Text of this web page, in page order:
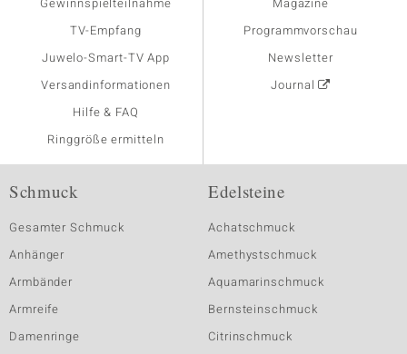
TV-Empfang
Juwelo-Smart-TV App
Versandinformationen
Hilfe & FAQ
Ringgröße ermitteln
Programmvorschau
Newsletter
Journal
Schmuck
Gesamter Schmuck
Anhänger
Armbänder
Armreife
Damenringe
Edelsteine
Achatschmuck
Amethystschmuck
Aquamarinschmuck
Bernsteinschmuck
Citrinschmuck